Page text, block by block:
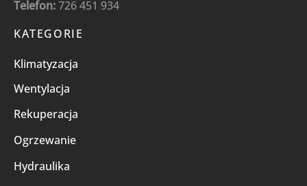
Telefon:726 451 934
KATEGORIE
Klimatyzacja
Wentylacja
Rekuperacja
Ogrzewanie
Hydraulika